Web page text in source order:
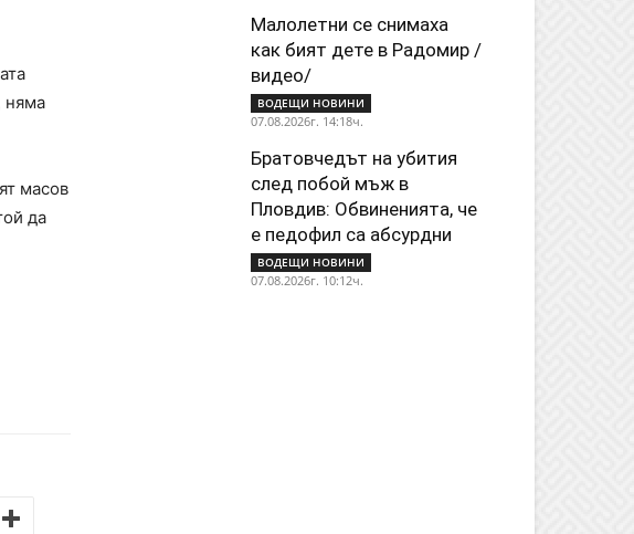
няма
масов
да
Малолетни се снимаха
как бият дете в Радомир /
видео/
ВОДЕЩИ НОВИНИ
07.08.2026г. 14:18ч.
Братовчедът на убития
след побой мъж в
Пловдив: Обвиненията, че
е педофил са абсурдни
ВОДЕЩИ НОВИНИ
07.08.2026г. 10:12ч.